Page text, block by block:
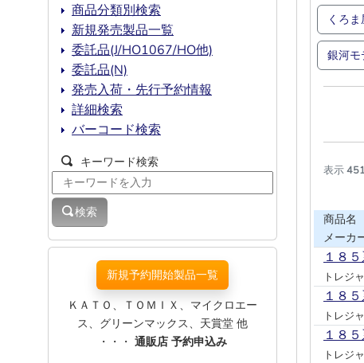
くろ
銀河モ
表示451
商品名
メーカ
１８
トレジ
１８
トレジ
１８
トレジ
商品分類別検索
新規発売製品一覧
委託品(J/HO1067/HO他)
委託品(N)
発売入荷・先行予約情報
詳細検索
バーコード検索
キーワード検索
検索
新規予約開始製品一覧
ＫＡＴＯ、ＴＯＭＩＸ、マイクロエー
ス、グリーンマックス、天賞堂 他
・・・ 通販店 予約申込み